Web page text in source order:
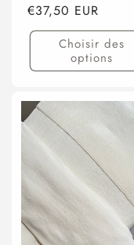
Prix
habituel
€37,50 EUR
Choisir des
options